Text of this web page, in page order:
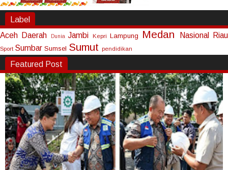
Label
Aceh Daerah Dunia Jambi Kepri Lampung Medan Nasional Riau
Sport Sumbar Sumsel Sumut pendidikan
Featured Post